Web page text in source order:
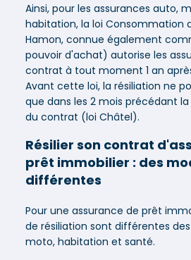
Ainsi, pour les assurances auto,
habitation, la loi Consommation
Hamon, connue également
pouvoir d'achat) autorise les
contrat à tout moment 1 an
Avant cette loi, la résiliation ne
que dans les 2 mois précédant
du contrat (loi Châtel).
Résilier son contrat
prêt immobilier : des
différentes
Pour une assurance de prêt
de résiliation sont différentes
moto, habitation et santé.